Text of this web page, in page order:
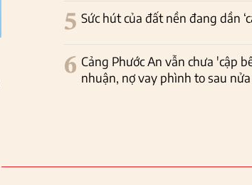
5 Sức hút của đất nền đang dần
6 Cảng Phước An vẫn chưa 'cập
nhuận, nợ vay phình to sau